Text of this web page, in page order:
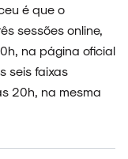
é que o
sessões online,
na página oficial
seis faixas
20h, na mesma